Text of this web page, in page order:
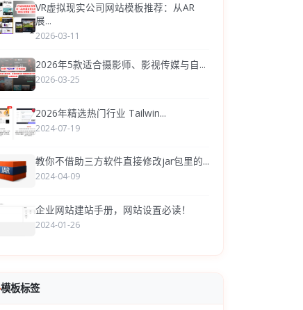
VR虚拟现实公司网站模板推荐：从AR
展...
2026-03-11
2026年5款适合摄影师、影视传媒与自...
2026-03-25
2026年精选热门行业 Tailwin...
2024-07-19
教你不借助三方软件直接修改jar包里的...
2024-04-09
企业网站建站手册，网站设置必读！
2024-01-26
模板标签